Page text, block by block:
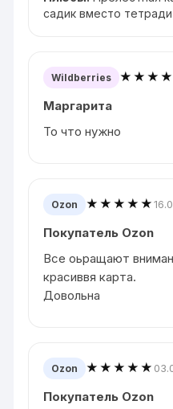
садик вместо тетради
Wildberries
Маргарита
То что нужно
Ozon ★★★★★
Покупатель Ozon
Все оьращают
красиввя карта.
Довольна
Ozon ★★★★★
Покупатель Ozon